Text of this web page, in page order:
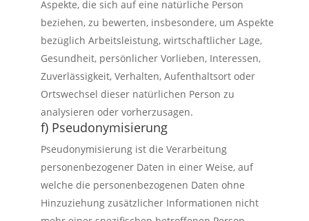
Aspekte, die sich auf eine natürliche Person
beziehen, zu bewerten, insbesondere, um Aspekte
bezüglich Arbeitsleistung, wirtschaftlicher Lage,
Gesundheit, persönlicher Vorlieben, Interessen,
Zuverlässigkeit, Verhalten, Aufenthaltsort oder
Ortswechsel dieser natürlichen Person zu
analysieren oder vorherzusagen.
f) Pseudonymisierung
Pseudonymisierung ist die Verarbeitung
personenbezogener Daten in einer Weise, auf
welche die personenbezogenen Daten ohne
Hinzuziehung zusätzlicher Informationen nicht